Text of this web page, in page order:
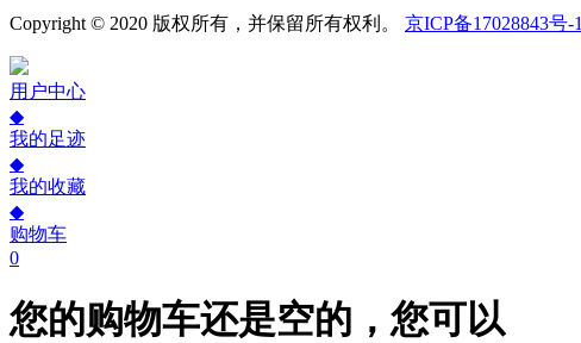
Copyright © 2020 版权所有，并保留所有权利。 京ICP备17028843号-1
用户中心
◆
我的足迹
◆
我的收藏
◆
购物车
0
您的购物车还是空的，您可以